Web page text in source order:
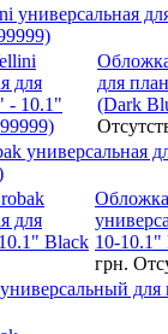
универсальная
для
(Dark
универсальная
10-10.1"
грн.